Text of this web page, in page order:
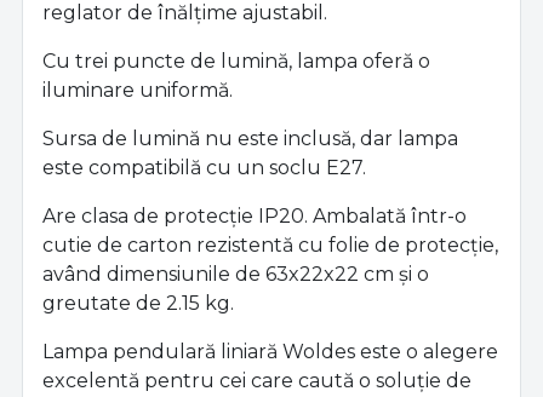
reglator de înălțime ajustabil.
Cu trei puncte de lumină, lampa oferă o
iluminare uniformă.
Sursa de lumină nu este inclusă, dar lampa
este compatibilă cu un soclu E27.
Are clasa de protecție IP20. Ambalată într-o
cutie de carton rezistentă cu folie de protecție,
având dimensiunile de 63x22x22 cm și o
greutate de 2.15 kg.
Lampa pendulară liniară Woldes este o alegere
excelentă pentru cei care caută o soluție de